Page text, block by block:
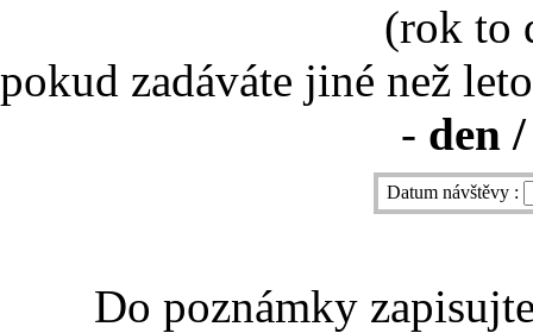
(rok to
pokud zadáváte jiné než
- den
Datum návštěvy :
Do poznámky